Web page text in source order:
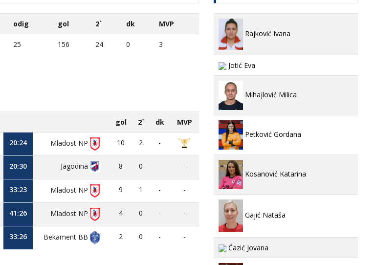
odig gol 2` dk MVP
25 156 24 0 3
gol 2` dk MVP
20:24 Mladost NP 10 2 -
20:30 Jagodina 8 0 - -
33:23 Mladost NP 9 1 - -
41:26 Mladost NP 4 0 - -
33:26 Bekament BB 2 0 - -
Rajković Ivana
Jotić Eva
Mihajlović Milica
Petković Gordana
Kosanović Katarina
Gajić Nataša
Ćazić Jovana